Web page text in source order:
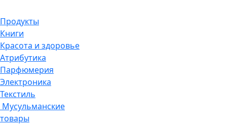
Продукты
Книги
Красота и здоровье
Атрибутика
Парфюмерия
Электроника
Текстиль
Мусульманские
товары